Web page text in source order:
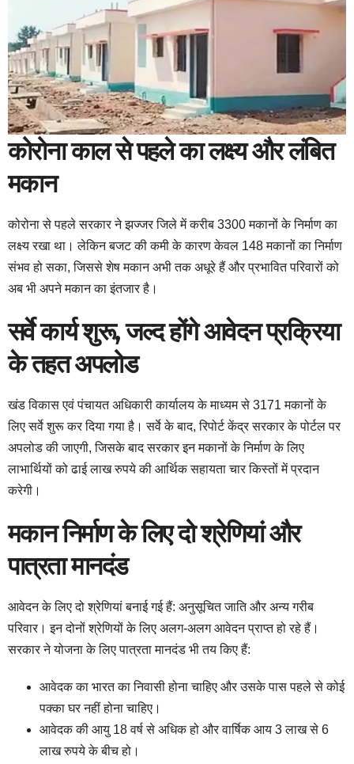
कोरोना काल से पहले का लक्ष्य और लंबित
मकान
कोरोना से पहले सरकार ने झज्जर जिले में करीब 3300 मकानों के निर्माण का
लक्ष्य रखा था। लेकिन बजट की कमी के कारण केवल 148 मकानों का निर्माण
संभव हो सका, जिससे शेष मकान अभी तक अधूरे हैं और प्रभावित परिवारों को
अब भी अपने मकान का इंतजार है।
सर्वे कार्य शुरू, जल्द होंगे आवेदन प्रक्रिया
के तहत अपलोड
खंड विकास एवं पंचायत अधिकारी कार्यालय के माध्यम से 3171 मकानों के
लिए सर्वे शुरू कर दिया गया है। सर्वे के बाद, रिपोर्ट केंद्र सरकार के पोर्टल पर
अपलोड की जाएगी, जिसके बाद सरकार इन मकानों के निर्माण के लिए
लाभार्थियों को ढाई लाख रुपये की आर्थिक सहायता चार किस्तों में प्रदान
करेगी।
मकान निर्माण के लिए दो श्रेणियां और
पात्रता मानदंड
आवेदन के लिए दो श्रेणियां बनाई गई हैं: अनुसूचित जाति और अन्य गरीब
परिवार। इन दोनों श्रेणियों के लिए अलग-अलग आवेदन प्राप्त हो रहे हैं।
सरकार ने योजना के लिए पात्रता मानदंड भी तय किए हैं:
आवेदक का भारत का निवासी होना चाहिए और उसके पास पहले से कोई
पक्का घर नहीं होना चाहिए।
आवेदक की आयु 18 वर्ष से अधिक हो और वार्षिक आय 3 लाख से 6
लाख रुपये के बीच हो।